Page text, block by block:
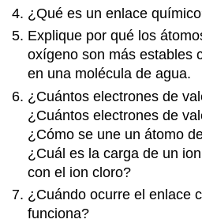
¿Qué es un enlace
Explique por qué los
oxígeno son más estables
en una molécula de agua.
¿Cuántos electrones de
¿Cuántos electrones de
¿Cómo se une un átomo
¿Cuál es la carga de un
con el ion cloro?
¿Cuándo ocurre el enlace
funciona?